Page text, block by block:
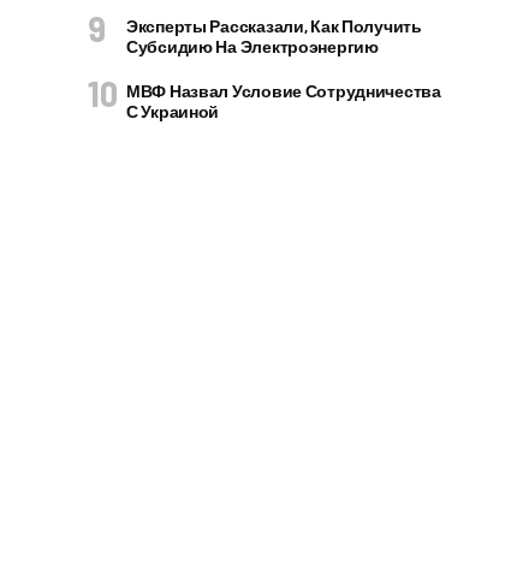
Эксперты Рассказали, Как Получить
Субсидию На Электроэнергию
МВФ Назвал Условие Сотрудничества
С Украиной